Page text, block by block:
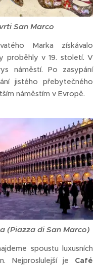
San Marco
Marka získávalo
proběhly v 19. století. V
náměstí. Po zasypání
jistého přebytečného
náměstím v Evropě.
(Piazza di San Marco)
spoustu luxusních
Nejproslulejší je Café